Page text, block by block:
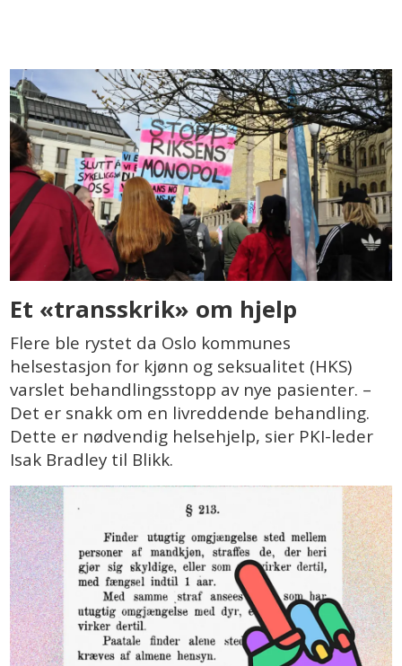
Et «transskrik» om hjelp
Flere ble rystet da Oslo kommunes
helsestasjon for kjønn og seksualitet (HKS)
varslet behandlingsstopp av nye pasienter. –
Det er snakk om en livreddende behandling.
Dette er nødvendig helsehjelp, sier PKI-leder
Isak Bradley til Blikk.